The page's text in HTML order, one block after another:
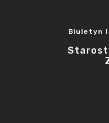
Biuletyn